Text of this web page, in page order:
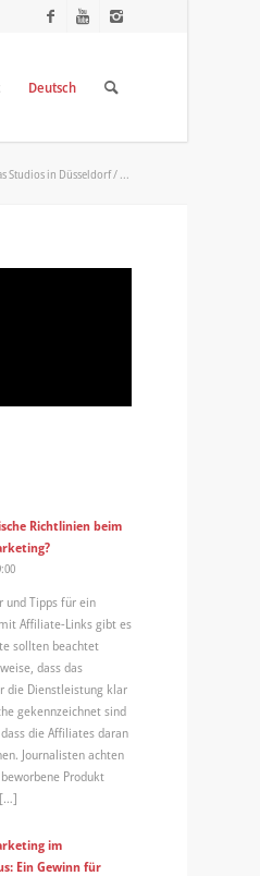
Deutsch
Studios in Düsseldorf / ...
Richtlinien beim
und Tipps für ein
Affiliate-Links gibt es
sollten beachtet
dass das
die Dienstleistung klar
gekennzeichnet sind
die Affiliates daran
Journalisten achten
Produkt
im
Ein Gewinn für